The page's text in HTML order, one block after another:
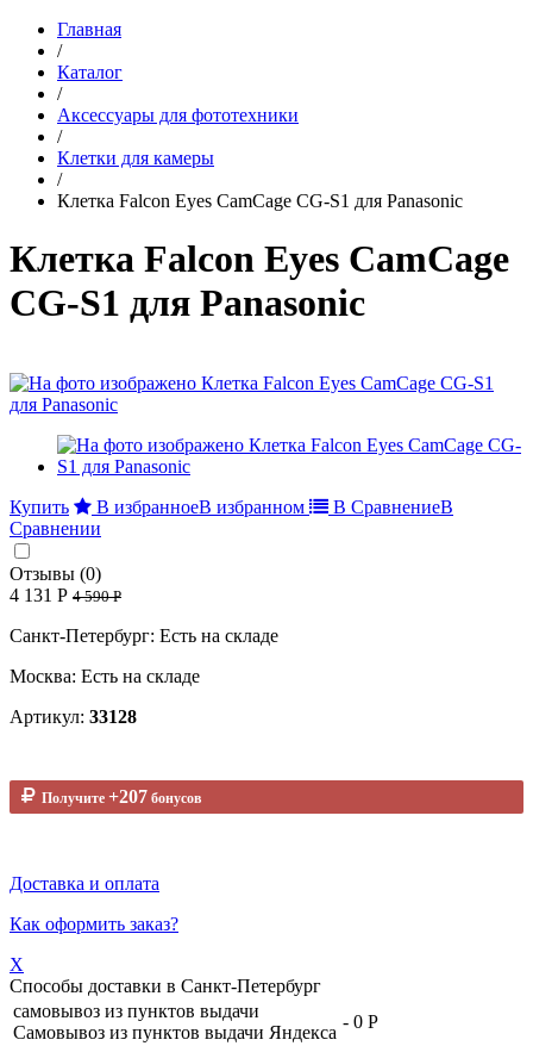
Главная
/
Каталог
/
Аксессуары для фототехники
/
Клетки для камеры
/
Клетка Falcon Eyes CamCage CG-S1 для Panasonic
Клетка Falcon Eyes CamCage
CG-S1 для Panasonic
Купить В избранноеВ избранном В СравнениеВ
Сравнении
Отзывы (0)
4 131 Р 4 590 Р
Санкт-Петербург: Есть на складе
Москва: Есть на складе
Артикул: 33128
Получите +207 бонусов
Доставка и оплата
Как оформить заказ?
X
Способы доставки в Санкт-Петербург
самовывоз из пунктов выдачи
Самовывоз из пунктов выдачи Яндекса
- 0 Р